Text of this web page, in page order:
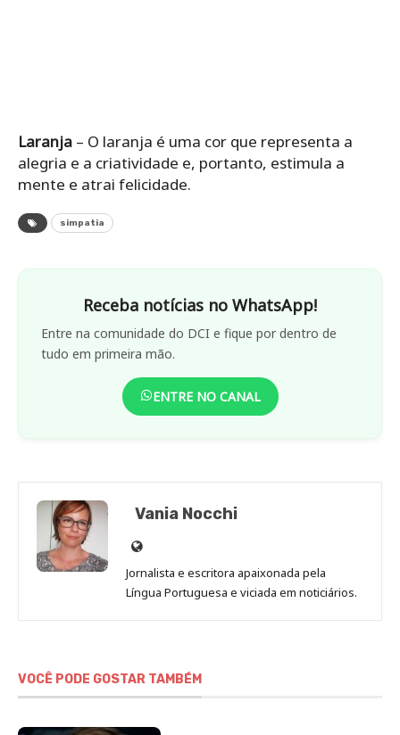
Laranja – O laranja é uma cor que representa a
alegria e a criatividade e, portanto, estimula a
mente e atrai felicidade.
simpatia
Receba notícias no WhatsApp!
Entre na comunidade do DCI e fique por dentro de
tudo em primeira mão.
ENTRE NO CANAL
Vania Nocchi
Site
de
Vania
Jornalista e escritora apaixonada pela
Língua Portuguesa e viciada em noticiários.
VOCÊ PODE GOSTAR TAMBÉM